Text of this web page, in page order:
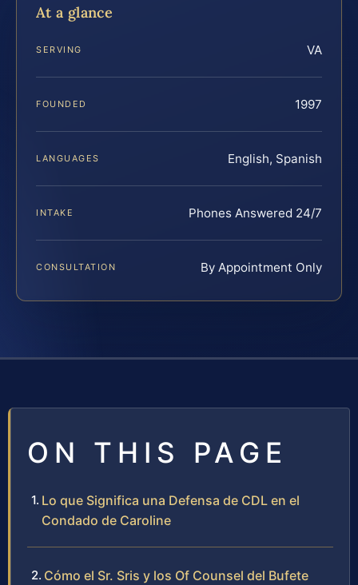
At a glance
SERVING VA
FOUNDED 1997
LANGUAGES English, Spanish
INTAKE Phones Answered 24/7
CONSULTATION By Appointment Only
ON THIS PAGE
Lo que Significa una Defensa de CDL en el
Condado de Caroline
Cómo el Sr. Sris y los Of Counsel del Bufete